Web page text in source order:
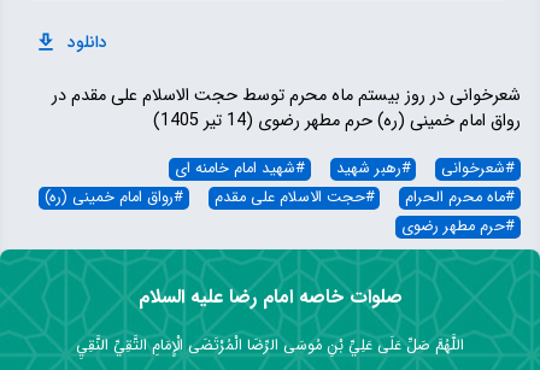
دانلود
شعرخوانی در روز بیستم ماه محرم توسط حجت الاسلام علی مقدم در
رواق امام خمینی (ره) حرم مطهر رضوی (14 تیر 1405)
#شعرخوانی #رهبر شهید #شهید امام خامنه ای
#ماه محرم الحرام #حجت الاسلام علی مقدم #رواق امام خمینی (ره)
#حرم مطهر رضوی
صلوات خاصه امام رضا علیه السلام
اللَّهُمَّ صَلِّ عَلَى عَلِيِّ بْنِ مُوسَى الرِّضَا الْمُرْتَضَى الْإِمَامِ التَّقِيِّ النَّقِيِ